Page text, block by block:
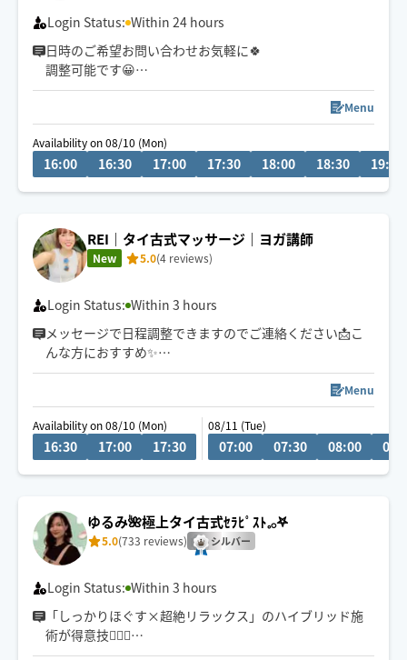
Login Status: Within 24 hours
日時のご希望お問い合わせお気軽に🍀
調整可能です😀
心地良いしっかり圧でスッキリ感を💐
お悩みに寄り添い ご満足頂けますよう
お一人お一人様のお身体に合わせた施術を
心がけております☺️
公共機関での移動です🚃🚌
2時間前にはご予約頂けますと助かります。
詳しくはプロフィールご覧下さい🤗
Menu
Availability on 08/10 (Mon)
16:00 16:30 17:00 17:30 18:00 18:30 19:00
REI｜タイ古式マッサージ｜ヨガ講師
New 5.0(4 reviews)
Login Status: Within 3 hours
メッセージで日程調整できますのでご連絡ください📩こ
んな方におすすめ✨
♦︎強めの圧が好きな方
♦︎肩こりや腰痛に悩んでる方
解剖学に基づいてストレッチや指圧、オイルなどで体を
Menu
Availability on 08/10 (Mon)
16:30 17:00 17:30
08/11 (Tue)
07:00 07:30 08:00
ゆるみ🌺極上タイ古式ｾﾗﾋﾟｽﾄ𓈒𓂂𖤐
5.0(733 reviews) シルバー
Login Status: Within 3 hours
「しっかりほぐす×超絶リラックス」のハイブリッド施
術が得意技✊🏻🍉